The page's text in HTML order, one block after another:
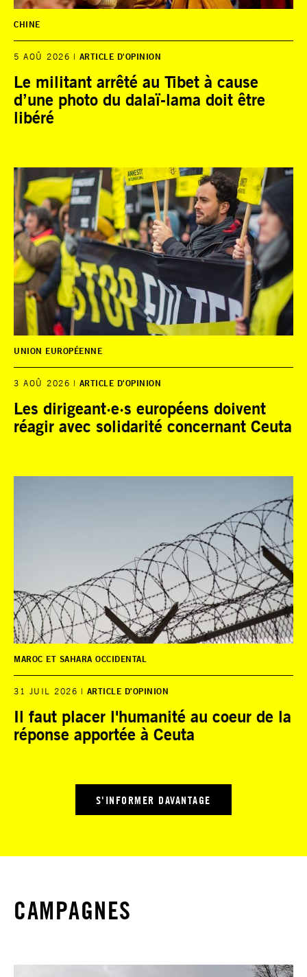
CHINE
5 AOÛ 2026 ARTICLE D'OPINION
Le militant arrêté au Tibet à cause
d’une photo du dalaï-lama doit être
libéré
UNION EUROPÉENNE
3 AOÛ 2026 ARTICLE D'OPINION
Les dirigeant·e·s européens doivent
réagir avec solidarité concernant Ceuta
MAROC ET SAHARA OCCIDENTAL
31 JUIL 2026 ARTICLE D'OPINION
Il faut placer l'humanité au coeur de la
réponse apportée à Ceuta
S'INFORMER DAVANTAGE
CAMPAGNES